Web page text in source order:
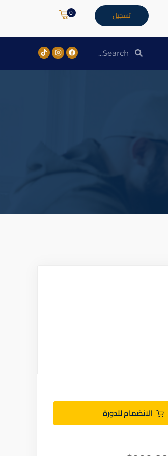
تسجيل 0
الانضمام للدورة